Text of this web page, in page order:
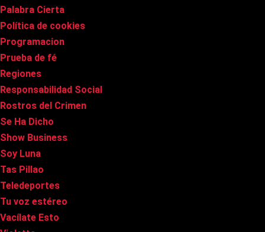
Palabra Cierta
Política de cookies
Programacion
Prueba de fé
Regiones
Responsabilidad Social
Rostros del Crimen
Se Ha Dicho
Show Business
Soy Luna
Tas Pillao
Teledeportes
Tu voz estéreo
Vacílate Esto